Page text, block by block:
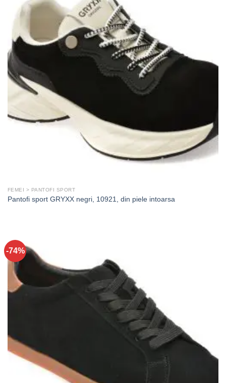
FEMEI > PANTOFI SPORT
Pantofi sport GRYXX negri, 10921, din piele intoarsa
-74%